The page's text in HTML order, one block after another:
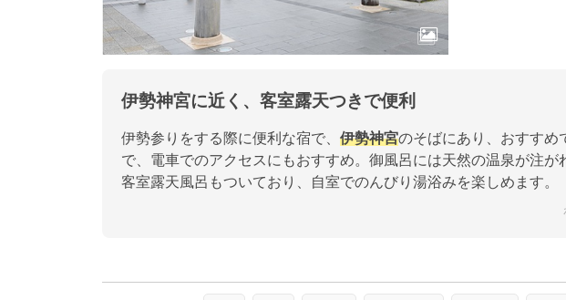
伊勢神宮に近く、客室露天つきで便利
伊勢参りをする際に便利な宿で、 伊勢神宮のそばにあり、おすすめ
で、電車でのアクセスにもおすすめ。御風呂には天然の温泉が注が
客室露天風呂もついており、自室でのんびり湯浴みを楽しめます。